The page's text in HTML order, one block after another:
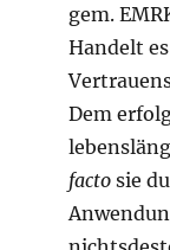
gem.
Handelt
Dem
facto sie